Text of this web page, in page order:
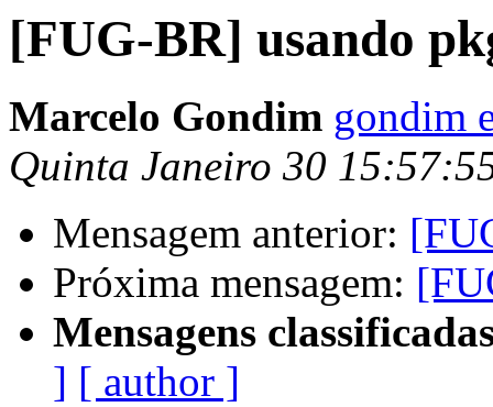
[FUG-BR] usando
Marcelo Gondim gondim
Quinta Janeiro 30
Mensagem anterior:
Próxima mensagem:
Mensagens
] [ author ]